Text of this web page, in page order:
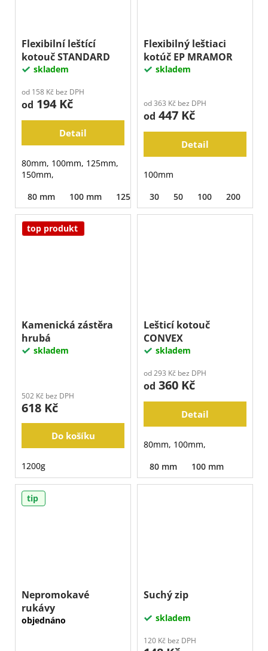
Flexibilní leštící
kotouč STANDARD
skladem
od 158 Kč bez DPH
od 194 Kč
Detail
80mm, 100mm, 125mm,
150mm,
80 mm
100 mm 125 mm 150 mm
Flexibilný leštiaci
kotúč EP MRAMOR
skladem
od 363 Kč bez DPH
od 447 Kč
Detail
100mm
30
50 100 200
top produkt
Kamenická zástěra
hrubá
skladem
502 Kč bez DPH
618 Kč
Do košíku
1200g
Lešticí kotouč
CONVEX
skladem
od 293 Kč bez DPH
od 360 Kč
Detail
80mm, 100mm,
80 mm
100 mm
tip
Nepromokavé
rukávy
objednáno
Suchý zip
skladem
120 Kč bez DPH